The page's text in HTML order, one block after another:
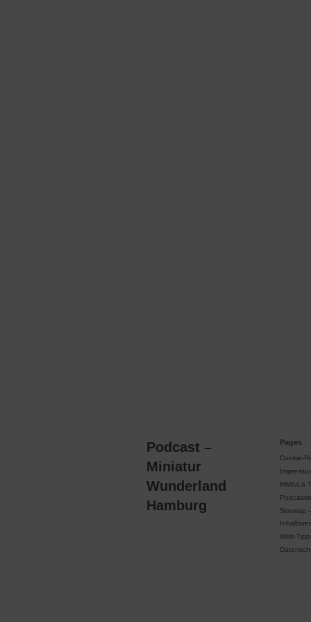
Podcast –
Miniatur
Wunderland
Hamburg
Pages
Cookie-
MiWuLa
Sitemap –
Web-